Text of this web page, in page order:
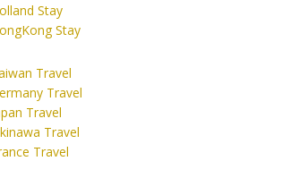
Stay
Stay
Travel
Travel
Travel
Travel
Travel